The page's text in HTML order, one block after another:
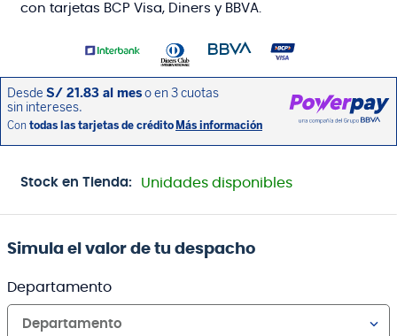
con tarjetas BCP Visa, Diners y BBVA.
Stock en Tienda: Unidades disponibles
Simula el valor de tu despacho
Departamento
Departamento